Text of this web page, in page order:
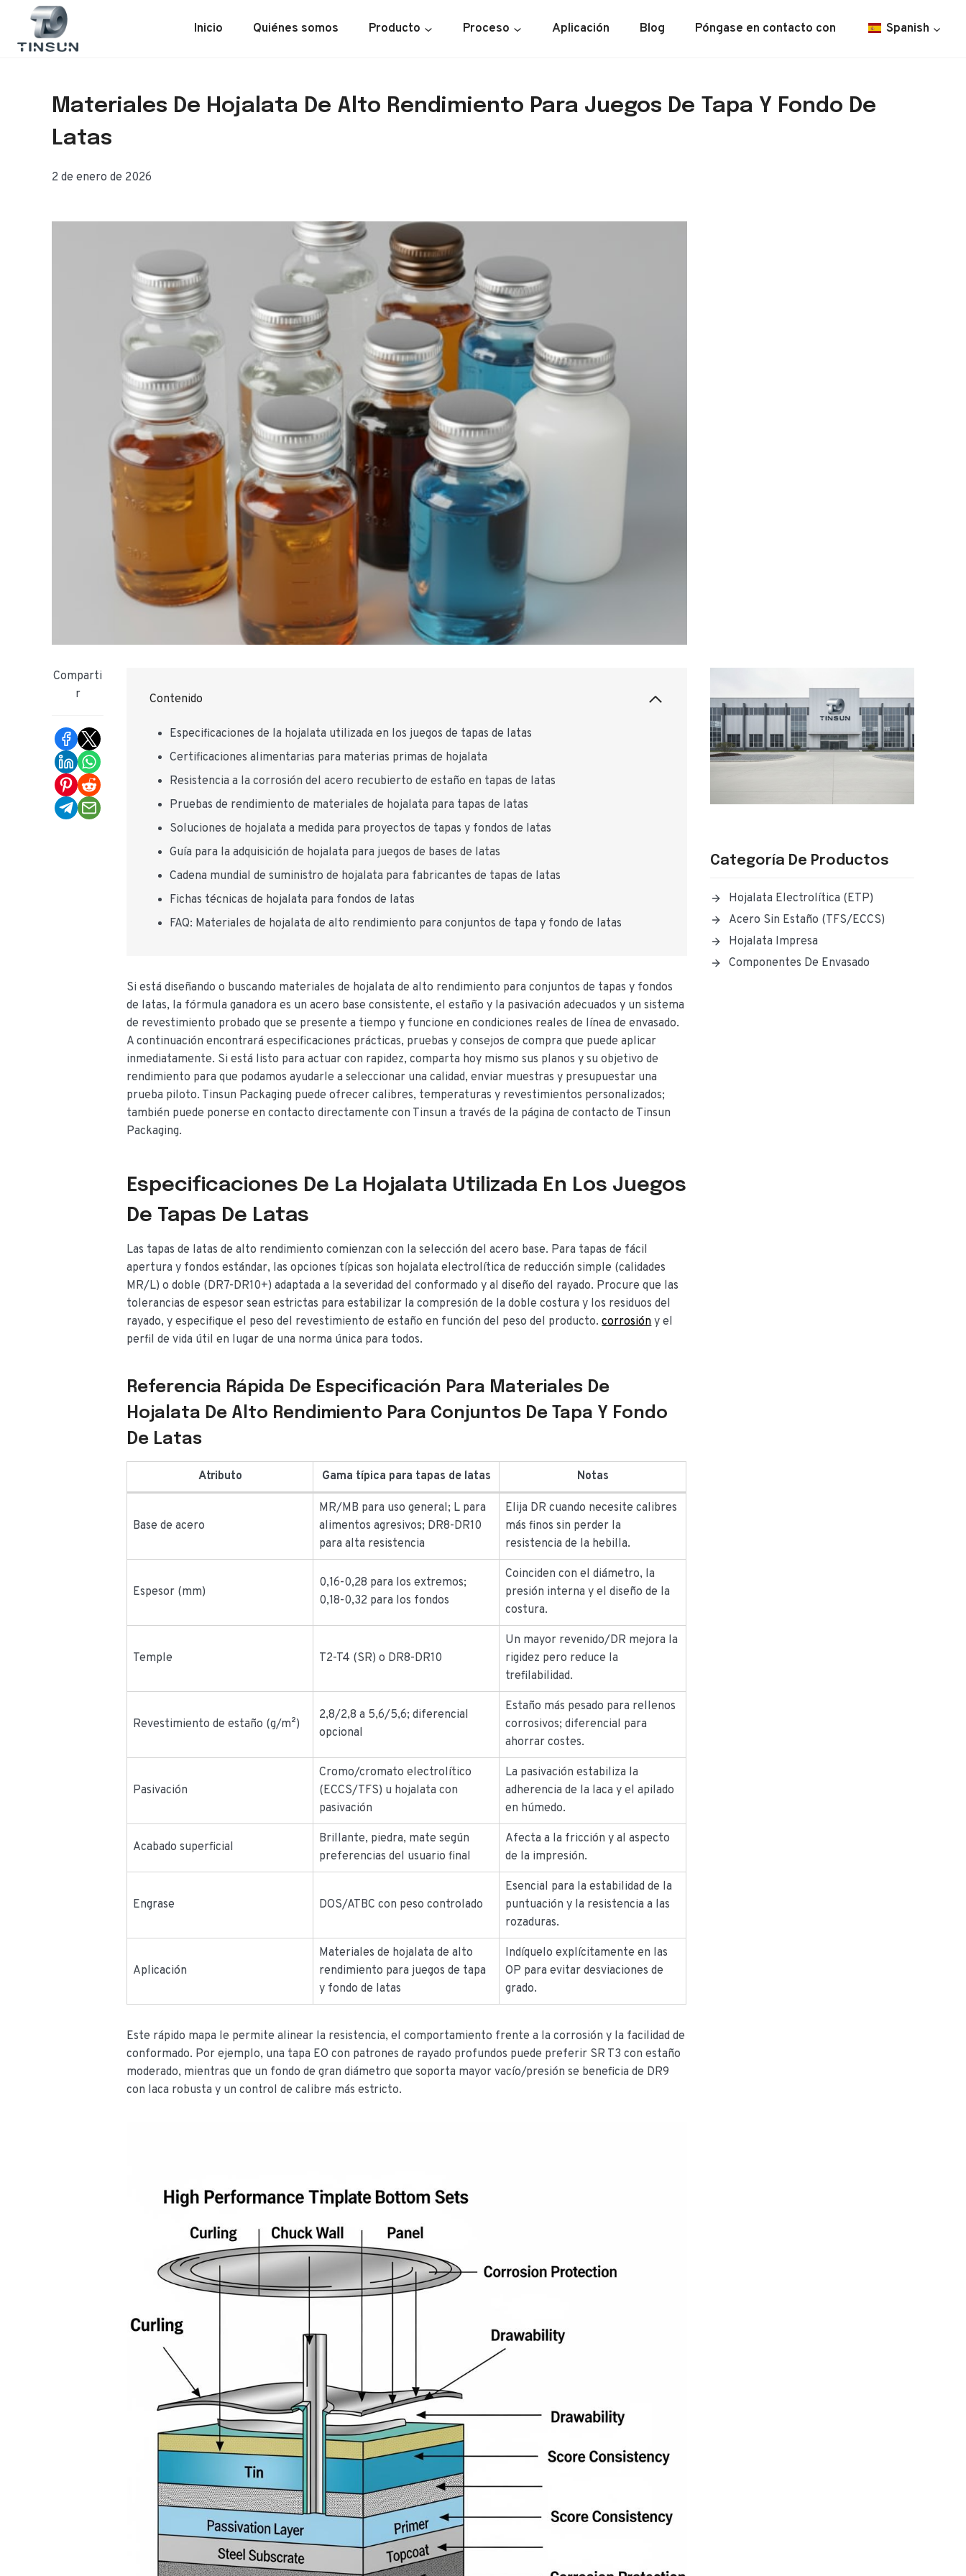
contenido
Inicio Quiénes somos Producto Proceso Aplicación Blog Póngase en contacto con Spanish
Materiales De Hojalata De Alto Rendimiento Para Juegos De Tapa Y Fondo De
Latas
2 de enero de 2026
Comparti
r
Contenido
Especificaciones de la hojalata utilizada en los juegos de tapas de latas
Certificaciones alimentarias para materias primas de hojalata
Resistencia a la corrosión del acero recubierto de estaño en tapas de latas
Pruebas de rendimiento de materiales de hojalata para tapas de latas
Soluciones de hojalata a medida para proyectos de tapas y fondos de latas
Guía para la adquisición de hojalata para juegos de bases de latas
Cadena mundial de suministro de hojalata para fabricantes de tapas de latas
Fichas técnicas de hojalata para fondos de latas
FAQ: Materiales de hojalata de alto rendimiento para conjuntos de tapa y fondo de latas
Si está diseñando o buscando materiales de hojalata de alto rendimiento para conjuntos de tapas y fondos
de latas, la fórmula ganadora es un acero base consistente, el estaño y la pasivación adecuados y un sistema
de revestimiento probado que se presente a tiempo y funcione en condiciones reales de línea de envasado.
A continuación encontrará especificaciones prácticas, pruebas y consejos de compra que puede aplicar
inmediatamente. Si está listo para actuar con rapidez, comparta hoy mismo sus planos y su objetivo de
rendimiento para que podamos ayudarle a seleccionar una calidad, enviar muestras y presupuestar una
prueba piloto. Tinsun Packaging puede ofrecer calibres, temperaturas y revestimientos personalizados;
también puede ponerse en contacto directamente con Tinsun a través de la página de contacto de Tinsun
Packaging.
Especificaciones De La Hojalata Utilizada En Los Juegos
De Tapas De Latas
Las tapas de latas de alto rendimiento comienzan con la selección del acero base. Para tapas de fácil
apertura y fondos estándar, las opciones típicas son hojalata electrolítica de reducción simple (calidades
MR/L) o doble (DR7-DR10+) adaptada a la severidad del conformado y al diseño del rayado. Procure que las
tolerancias de espesor sean estrictas para estabilizar la compresión de la doble costura y los residuos del
rayado, y especifique el peso del revestimiento de estaño en función del peso del producto.corrosióny el
perfil de vida útil en lugar de una norma única para todos.
Referencia Rápida De Especificación Para Materiales De
Hojalata De Alto Rendimiento Para Conjuntos De Tapa Y Fondo
De Latas
Atributo Gama típica para tapas de latas Notas
Base de acero
MR/MB para uso general; L para
alimentos agresivos; DR8-DR10
para alta resistencia
Elija DR cuando necesite calibres
más finos sin perder la
resistencia de la hebilla.
Espesor (mm)
0,16-0,28 para los extremos;
0,18-0,32 para los fondos
Coinciden con el diámetro, la
presión interna y el diseño de la
costura.
Temple T2-T4 (SR) o DR8-DR10
Un mayor revenido/DR mejora la
rigidez pero reduce la
trefilabilidad.
Revestimiento de estaño (g/m²)
2,8/2,8 a 5,6/5,6; diferencial
opcional
Estaño más pesado para rellenos
corrosivos; diferencial para
ahorrar costes.
Pasivación
Cromo/cromato electrolítico
(ECCS/TFS) u hojalata con
pasivación
La pasivación estabiliza la
adherencia de la laca y el apilado
en húmedo.
Acabado superficial
Brillante, piedra, mate según
preferencias del usuario final
Afecta a la fricción y al aspecto
de la impresión.
Engrase DOS/ATBC con peso controlado
Esencial para la estabilidad de la
puntuación y la resistencia a las
rozaduras.
Aplicación
Materiales de hojalata de alto
rendimiento para juegos de tapa
y fondo de latas
Indíquelo explícitamente en las
OP para evitar desviaciones de
grado.
Este rápido mapa le permite alinear la resistencia, el comportamiento frente a la corrosión y la facilidad de
conformado. Por ejemplo, una tapa EO con patrones de rayado profundos puede preferir SR T3 con estaño
moderado, mientras que un fondo de gran diámetro que soporta mayor vacío/presión se beneficia de DR9
con laca robusta y un control de calibre más estricto.
Categoría De Productos
Hojalata Electrolítica (ETP)
Acero Sin Estaño (TFS/ECCS)
Hojalata Impresa
Componentes De Envasado